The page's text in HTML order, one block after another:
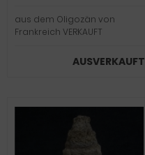
aus dem Oligozän von
Frankreich VERKAUFT
AUSVERKAUFT